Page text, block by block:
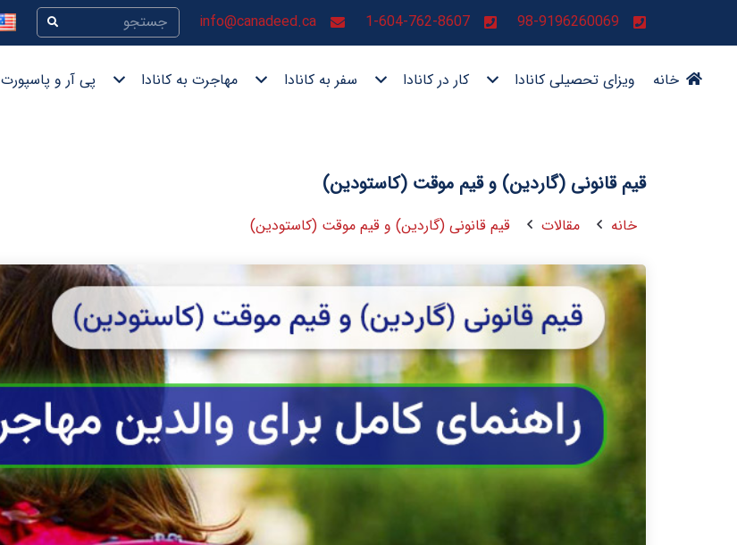
98-9196260069
1-604-762-8607
info@canadeed.ca
خانه ویزای تحصیلی کانادا کار در کانادا سفر به کانادا مهاجرت به کانادا پی آر و پاسپورت
قیم قانونی (گاردین) و قیم موقت (کاستودین)
خانه مقالات قیم قانونی (گاردین) و قیم موقت (کاستودین)